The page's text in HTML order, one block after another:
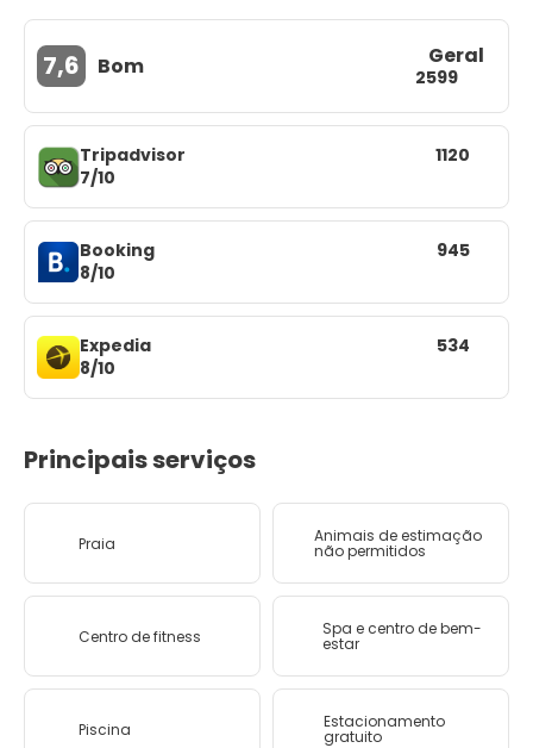
7,6 Bom Geral
2599
Tripadvisor
7/10
1120
Booking
8/10
945
Expedia
8/10
534
Principais serviços
Praia Animais de estimação
não permitidos
Centro de fitness Spa e centro de bem-
estar
Piscina Estacionamento
gratuito